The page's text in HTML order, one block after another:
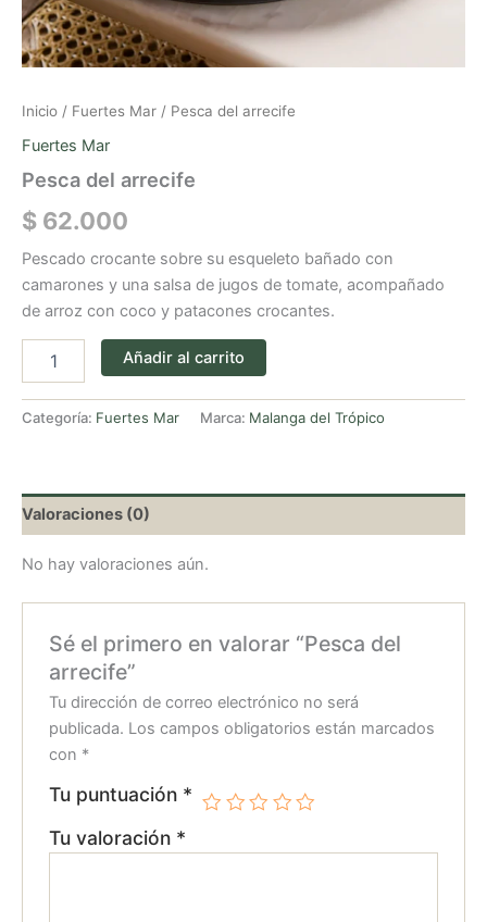
Inicio / Fuertes Mar / Pesca del arrecife
Fuertes Mar
Pesca del arrecife
$ 62.000
Pescado crocante sobre su esqueleto bañado con
camarones y una salsa de jugos de tomate, acompañado
de arroz con coco y patacones crocantes.
Añadir al carrito
Categoría: Fuertes Mar Marca: Malanga del Trópico
Valoraciones (0)
No hay valoraciones aún.
Sé el primero en valorar “Pesca del
arrecife”
Tu dirección de correo electrónico no será
publicada. Los campos obligatorios están marcados
con *
Tu puntuación *
Tu valoración *